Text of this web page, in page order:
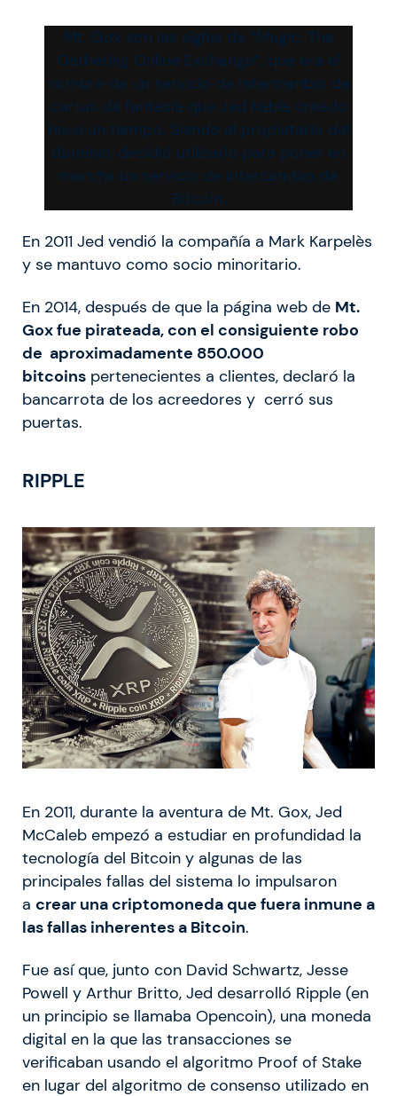
Mt. Gox son las siglas de “Magic: The
Gathering Online Exchange”, que era el
nombre de un servicio de intercambio de
cartas de fantasía que Jed había creado
hace un tiempo. Siendo el propietario del
dominio, decidió utilizarlo para poner en
marcha un servicio de intercambio de
Bitcoin.
En 2011 Jed vendió la compañía a Mark Karpelès
y se mantuvo como socio minoritario.
En 2014, después de que la página web de Mt.
Gox fue pirateada, con el consiguiente robo
de aproximadamente 850.000
bitcoins pertenecientes a clientes, declaró la
bancarrota de los acreedores y cerró sus
puertas.
RIPPLE
En 2011, durante la aventura de Mt. Gox, Jed
McCaleb empezó a estudiar en profundidad la
tecnología del Bitcoin y algunas de las
principales fallas del sistema lo impulsaron
a crear una criptomoneda que fuera inmune a
las fallas inherentes a Bitcoin.
Fue así que, junto con David Schwartz, Jesse
Powell y Arthur Britto, Jed desarrolló Ripple (en
un principio se llamaba Opencoin), una moneda
digital en la que las transacciones se
verificaban usando el algoritmo Proof of Stake
en lugar del algoritmo de consenso utilizado en